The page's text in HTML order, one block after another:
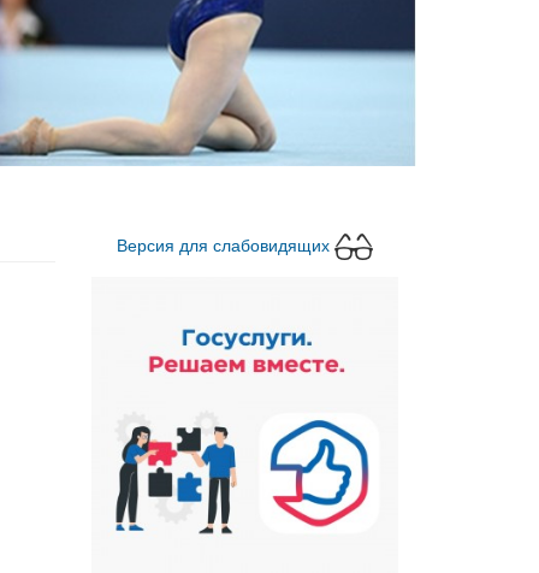
Версия для слабовидящих